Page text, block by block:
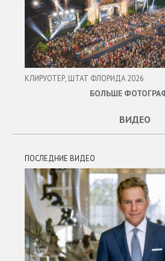
КЛИРУОТЕР, ШТАТ ФЛОРИДА 2026
БОЛЬШЕ
ВИДЕО
ПОСЛЕДНИЕ ВИДЕО